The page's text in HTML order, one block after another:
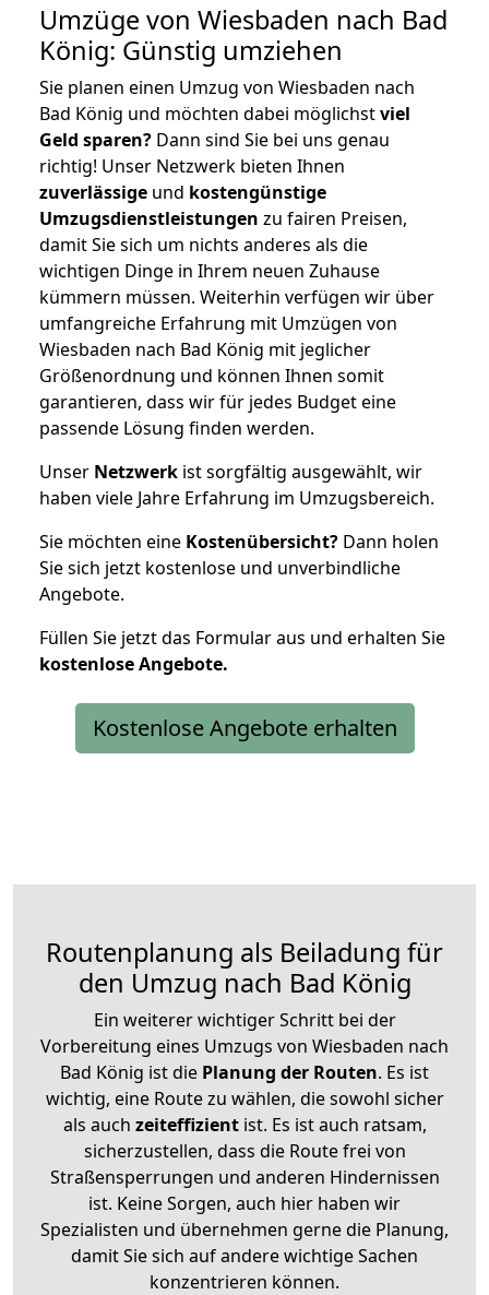
Umzüge von Wiesbaden nach Bad
König: Günstig umziehen
Sie planen einen Umzug von Wiesbaden nach
Bad König und möchten dabei möglichstviel
Geld sparen? Dann sind Sie bei uns genau
richtig! Unser Netzwerk bieten Ihnen
zuverlässige und kostengünstige
Umzugsdienstleistungen zu fairen Preisen,
damit Sie sich um nichts anderes als die
wichtigen Dinge in Ihrem neuen Zuhause
kümmern müssen. Weiterhin verfügen wir über
umfangreiche Erfahrung mit Umzügen von
Wiesbaden nach Bad König mit jeglicher
Größenordnung und können Ihnen somit
garantieren, dass wir für jedes Budget eine
passende Lösung finden werden.
Unser Netzwerk ist sorgfältig ausgewählt, wir
haben viele Jahre Erfahrung im Umzugsbereich.
Sie möchten eine Kostenübersicht? Dann holen
Sie sich jetzt kostenlose und unverbindliche
Angebote.
Füllen Sie jetzt das Formular aus und erhalten Sie
kostenloseAngebote.
Kostenlose Angebote erhalten
Routenplanung als Beiladung für
den Umzug nach Bad König
Ein weiterer wichtiger Schritt bei der
Vorbereitung eines Umzugs von Wiesbaden nach
Bad König ist die Planung der Routen. Es ist
wichtig, eine Route zu wählen, die sowohl sicher
als auch zeiteffizientist. Es ist auch ratsam,
sicherzustellen, dass die Route frei von
Straßensperrungen und anderen Hindernissen
ist. Keine Sorgen, auch hier haben wir
Spezialisten und übernehmen gerne die Planung,
damit Sie sich auf andere wichtige Sachen
konzentrieren können.